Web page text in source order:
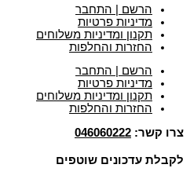
הרשם | התחבר
מדיניות פרטיות
תקנון ומדיניות משלוחים
החזרות והחלפות
הרשם | התחבר
מדיניות פרטיות
תקנון ומדיניות משלוחים
החזרות והחלפות
צרו קשר: 046060222
לקבלת עדכונים שוטפים